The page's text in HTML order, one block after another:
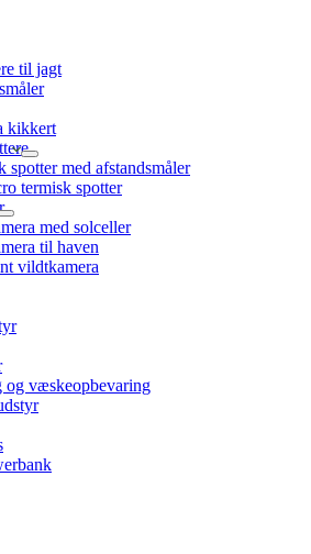
til jagt
kikkert
spotter med afstandsmåler
termisk spotter
med solceller
til haven
vildtkamera
og væskeopbevaring